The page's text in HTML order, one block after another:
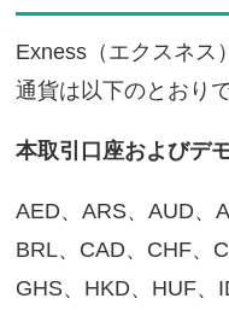
Exness（エクスネス
通貨は以下のとおりで
本取引口座およびデ
AED、ARS、AUD、
BRL、CAD、CHF、
GHS、HKD、HUF、